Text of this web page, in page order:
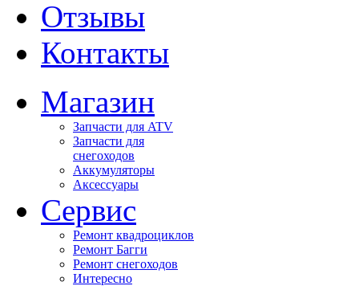
Отзывы
Контакты
Магазин
Запчасти для ATV
Запчасти для
снегоходов
Аккумуляторы
Аксессуары
Сервис
Ремонт квадроциклов
Ремонт Багги
Ремонт снегоходов
Интересно